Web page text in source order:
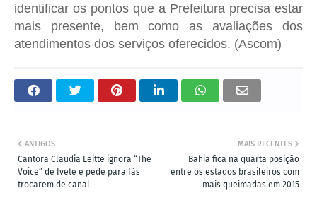
identificar os pontos que a Prefeitura precisa estar
mais presente, bem como as avaliações dos
atendimentos dos serviços oferecidos. (Ascom)
MAIS RECENTES
Bahia fica na quarta posição
entre os estados brasileiros com
mais queimadas em 2015
ANTIGOS
Cantora Claudia Leitte ignora “The
Voice” de Ivete e pede para fãs
trocarem de canal